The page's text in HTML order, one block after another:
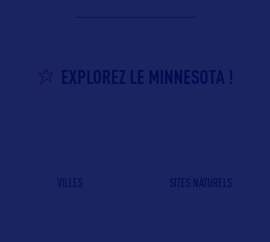
EXPLOREZ LE MINNESOTA !
VILLES SITES NATURELS